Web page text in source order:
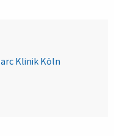
Klinik Köln